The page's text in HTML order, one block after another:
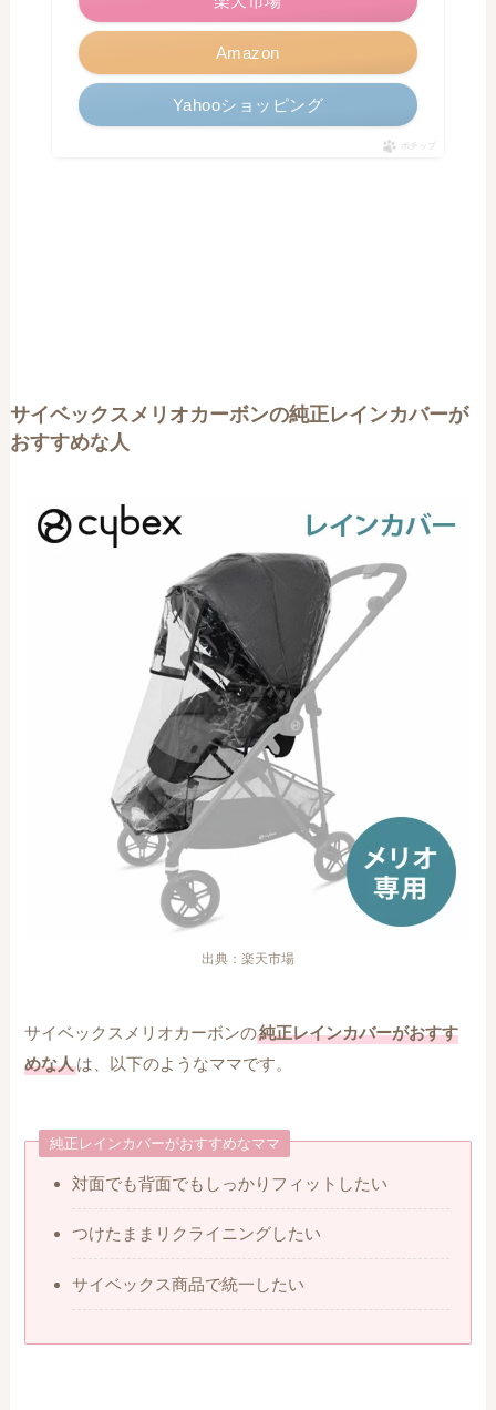
Amazon
Yahooショッピング
ポチップ
サイベックスメリオカーボンの純正レインカバーが
おすすめな人
出典：楽天市場
サイベックスメリオカーボンの純正レインカバーがおすす
めな人は、以下のようなママです。
純正レインカバーがおすすめなママ
対面でも背面でもしっかりフィットしたい
つけたままリクライニングしたい
サイベックス商品で統一したい